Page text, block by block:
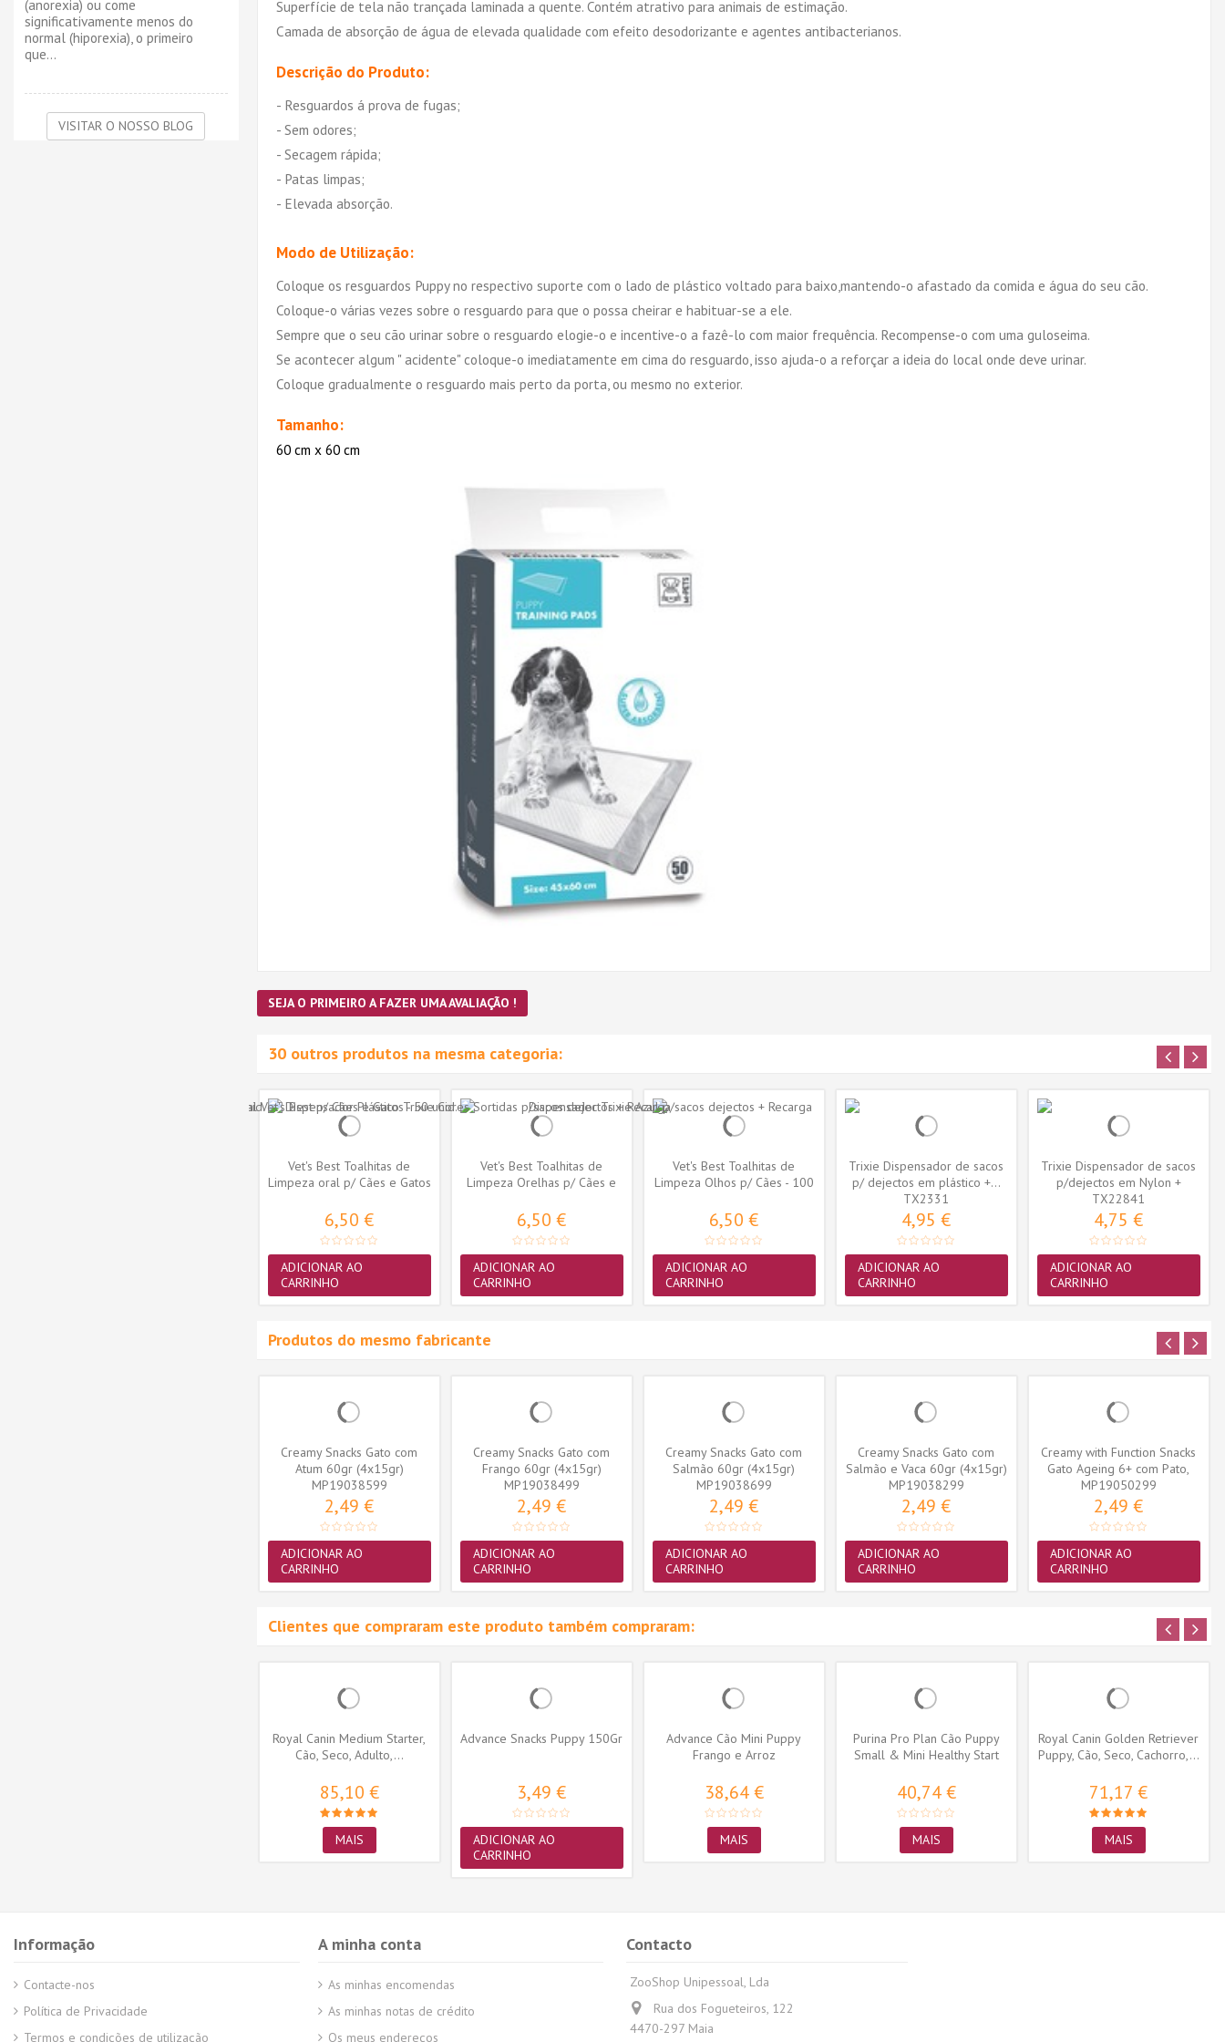
Superfície de tela não trançada laminada a quente. Contém atrativo para animais de estimação.
Camada de absorção de água de elevada qualidade com efeito desodorizante e agentes antibacterianos.
Descrição do Produto:
- Resguardos á prova de fugas;
- Sem odores;
- Secagem rápida;
- Patas limpas;
- Elevada absorção.
Modo de Utilização:
Coloque os resguardos Puppy no respectivo suporte com o lado de plástico voltado para baixo,mantendo-o afastado da comida e água do seu cão.
Coloque-o várias vezes sobre o resguardo para que o possa cheirar e habituar-se a ele.
Sempre que o seu cão urinar sobre o resguardo elogie-o e incentive-o a fazê-lo com maior frequência. Recompense-o com uma guloseima.
Se acontecer algum " acidente" coloque-o imediatamente em cima do resguardo, isso ajuda-o a reforçar a ideia do local onde deve urinar.
Coloque gradualmente o resguardo mais perto da porta, ou mesmo no exterior.
Tamanho:
60 cm x 60 cm
SEJA O PRIMEIRO A FAZER UMA AVALIAÇÃO !
30 outros produtos na mesma categoria:
Vet's Best Toalhitas de
Limpeza oral p/ Cães e Gatos
6,50 €
ADICIONAR AO
CARRINHO
Vet's Best Toalhitas de
Limpeza Orelhas p/ Cães e
6,50 €
ADICIONAR AO
CARRINHO
Vet's Best Toalhitas de
Limpeza Olhos p/ Cães - 100
6,50 €
ADICIONAR AO
CARRINHO
Trixie Dispensador de sacos
p/ dejectos em plástico +...
TX2331
4,95 €
ADICIONAR AO
CARRINHO
Trixie Dispensador de sacos
p/dejectos em Nylon +
Recarga...
TX22841
4,75 €
ADICIONAR AO
CARRINHO
Produtos do mesmo fabricante
Creamy Snacks Gato com
Atum 60gr (4x15gr)
MP19038599
2,49 €
ADICIONAR AO
CARRINHO
Creamy Snacks Gato com
Frango 60gr (4x15gr)
MP19038499
2,49 €
ADICIONAR AO
CARRINHO
Creamy Snacks Gato com
Salmão 60gr (4x15gr)
MP19038699
2,49 €
ADICIONAR AO
CARRINHO
Creamy Snacks Gato com
Salmão e Vaca 60gr (4x15gr)
MP19038299
2,49 €
ADICIONAR AO
CARRINHO
Creamy with Function Snacks
Gato Ageing 6+ com Pato,
Atum...
MP19050299
2,49 €
ADICIONAR AO
CARRINHO
Clientes que compraram este produto também compraram:
Royal Canin Medium Starter,
Cão, Seco, Adulto,...
85,10 €
MAIS
Advance Snacks Puppy 150Gr
3,49 €
ADICIONAR AO
CARRINHO
Advance Cão Mini Puppy
Frango e Arroz
38,64 €
MAIS
Purina Pro Plan Cão Puppy
Small & Mini Healthy Start
40,74 €
MAIS
Royal Canin Golden Retriever
Puppy, Cão, Seco, Cachorro,...
71,17 €
MAIS
(anorexia) ou come
significativamente menos do
normal (hiporexia), o primeiro
que...
VISITAR O NOSSO BLOG
Informação
Contacte-nos
Política de Privacidade
Termos e condições de utilização
A minha conta
As minhas encomendas
As minhas notas de crédito
Os meus endereços
Contacto
ZooShop Unipessoal, Lda
Rua dos Fogueteiros, 122
4470-297 Maia